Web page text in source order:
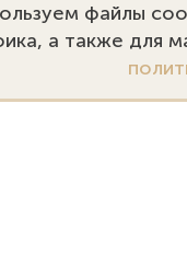
Как
файлы
а также для